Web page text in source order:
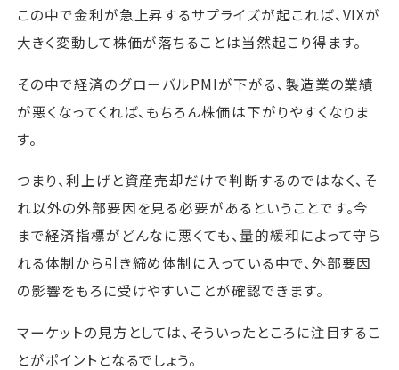
この中で金利が急上昇するサプライズが起これば、VIXが
大きく変動して株価が落ちることは当然起こり得ます。
その中で経済のグローバルPMIが下がる、製造業の業績
が悪くなってくれば、もちろん株価は下がりやすくなりま
す。
つまり、利上げと資産売却だけで判断するのではなく、そ
れ以外の外部要因を見る必要があるということです。今
まで経済指標がどんなに悪くても、量的緩和によって守ら
れる体制から引き締め体制に入っている中で、外部要因
の影響をもろに受けやすいことが確認できます。
マーケットの見方としては、そういったところに注目するこ
とがポイントとなるでしょう。